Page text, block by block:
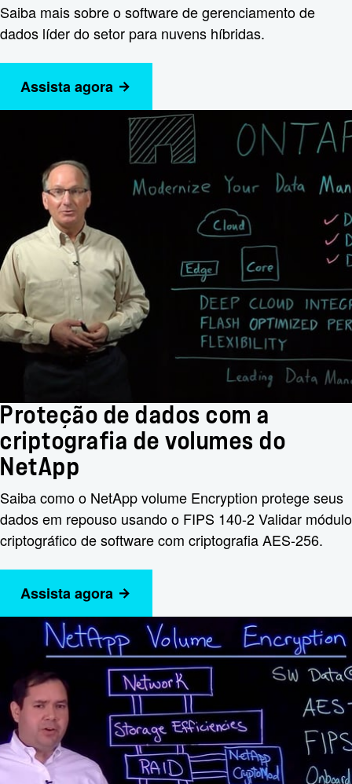
Saiba mais sobre o software de gerenciamento de
dados líder do setor para nuvens híbridas.
Assista agora
Proteção de dados com a
criptografia de volumes do
NetApp
Saiba como o NetApp volume Encryption protege seus
dados em repouso usando o FIPS 140-2 Validar módulo
criptográfico de software com criptografia AES-256.
Assista agora